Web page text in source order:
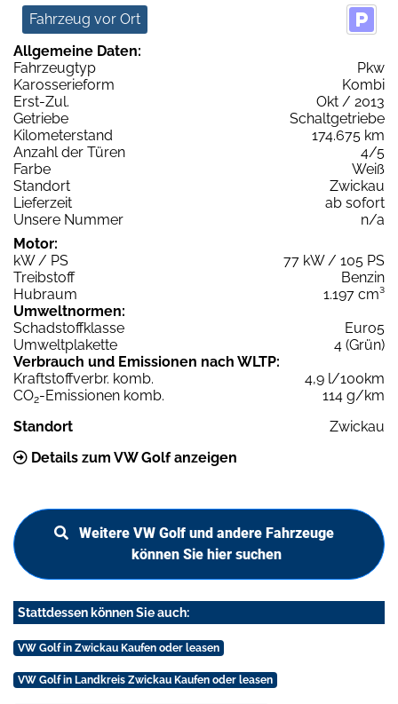
Fahrzeug vor Ort
Allgemeine Daten:
Fahrzeugtyp
Pkw
Karosserieform
Kombi
Erst-Zul.
Okt / 2013
Getriebe
Schaltgetriebe
Kilometerstand
174.675 km
Anzahl der Türen
4/5
Farbe
Weiß
Standort
Zwickau
Lieferzeit
ab sofort
Unsere Nummer
n/a
Motor:
kW / PS
77 kW / 105 PS
Treibstoff
Benzin
Hubraum
1.197 cm³
Umweltnormen:
Schadstoffklasse
Euro5
Umweltplakette
4 (Grün)
Verbrauch und Emissionen nach WLTP:
Kraftstoffverbr. komb.
4,9 l/100km
CO2-Emissionen komb.
114 g/km
Standort
Zwickau
Details zum VW Golf anzeigen
Weitere VW Golf und andere Fahrzeuge
können Sie hier suchen
Stattdessen können Sie auch:
VW Golf in Zwickau Kaufen oder leasen
VW Golf in Landkreis Zwickau Kaufen oder leasen